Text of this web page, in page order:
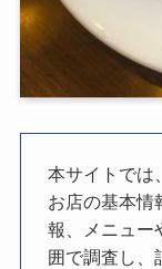
本サイトでは
お店の基本情
報、メニュー
囲で調査し、